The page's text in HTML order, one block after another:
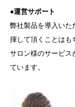
●運営サポート
弊社製品を導入いた
揮して頂くことはも
サロン様のサービス
ています。